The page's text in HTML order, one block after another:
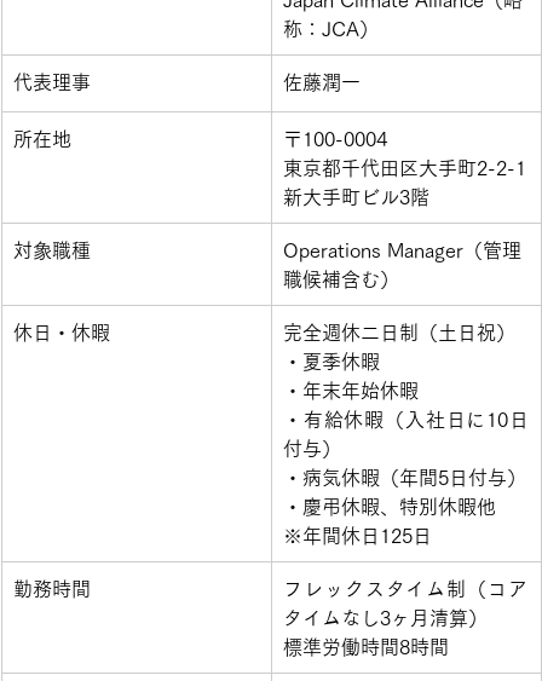
称：JCA）
​代表理事 ​佐藤潤一
​所在地
​〒100-0004
東京都千代田区大手町2-2-1
新大手町ビル3階
対象職種
Operations Manager（管理
職候補含む）
​休日・休暇
​完全週休二日制（土日祝）
・夏季休暇
・年末年始休暇
・有給休暇（入社日に10日
付与）
・病気休暇（年間5日付与）
・慶弔休暇、特別休暇他
※年間休日125日
​勤務時間
​フレックスタイム制（コア
タイムなし3ヶ月清算）
標準労働時間8時間